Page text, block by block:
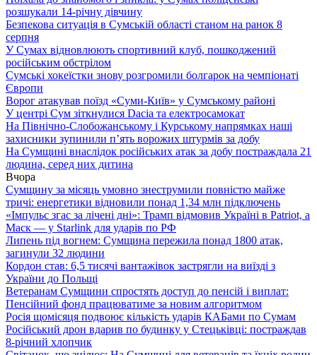
розшукали 14-річну дівчину
Безпекова ситуація в Сумській області станом на ранок 8
серпня
У Сумах відновлюють спортивний клуб, пошкоджений
російським обстрілом
Сумські хокеїстки знову розгромили болгарок на чемпіонаті
Європи
Ворог атакував поїзд «Суми-Київ» у Сумському районі
У центрі Сум зіткнулися Dacia та електросамокат
На Північно-Слобожанському і Курському напрямках наші
захисники зупинили п’ять ворожих штурмів за добу
На Сумщині внаслідок російських атак за добу постраждала 21
людина, серед них дитина
Вчора
Сумщину за місяць умовно знеструмили повністю майже
тричі: енергетики відновили понад 1,34 млн підключень
«Імпульс згас за лічені дні»: Трамп відмовив Україні в Patriot, а
Маск — у Starlink для ударів по РФ
Липень під вогнем: Сумщина пережила понад 1800 атак,
загинули 32 людини
Кордон став: 6,5 тисячі вантажівок застрягли на виїзді з
України до Польщі
Ветеранам Сумщини спростять доступ до пенсій і виплат:
Пенсійний фонд працюватиме за новим алгоритмом
Росія щомісяця подвоює кількість ударів КАБами по Сумам
Російський дрон вдарив по будинку у Стецьківці: постраждав
8-річний хлопчик